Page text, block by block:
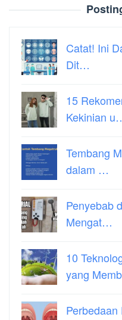
Catat! Ini
Dit…
15
Kekinian
Tembang
dalam …
Penyebab
Mengat…
10
yang